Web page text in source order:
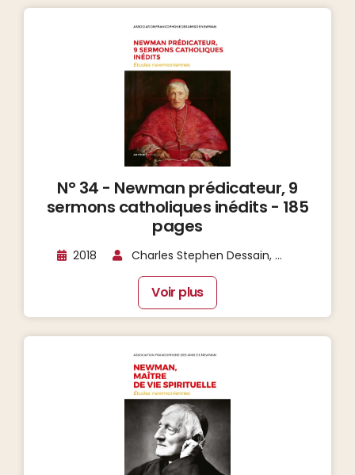
N° 34 - Newman prédicateur, 9
sermons catholiques inédits - 185
pages
2018 Charles Stephen Dessain, ...
Voir plus